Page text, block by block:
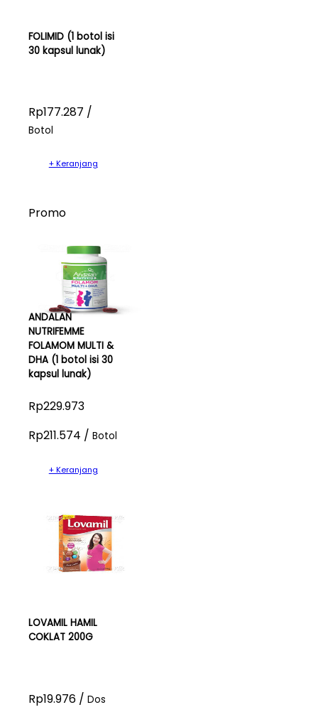
FOLIMID (1 botol isi
30 kapsul lunak)
Rp177.287 /
Botol
+ Keranjang
Promo
ANDALAN
NUTRIFEMME
FOLAMOM MULTI &
DHA (1 botol isi 30
kapsul lunak)
Rp229.973
Rp211.574 / Botol
+ Keranjang
LOVAMIL HAMIL
COKLAT 200G
Rp19.976 / Dos